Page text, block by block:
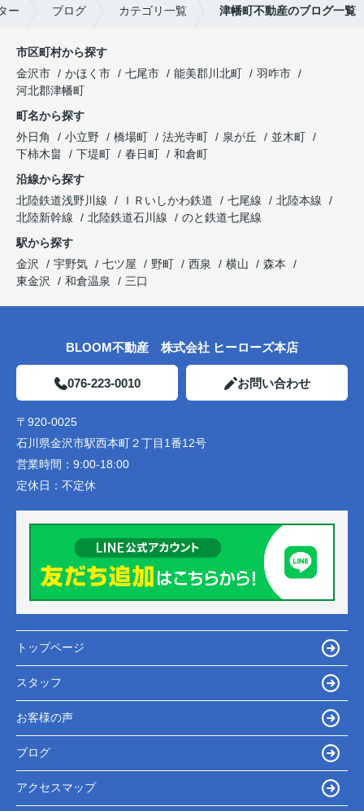
ー ブログ カテゴリ一覧 津幡町不動産のブログ一覧
市区町村から探す
金沢市
かほく市 七尾市 能美郡川北町
羽咋市
河北郡津幡町
町名から探す
外日角
小立野 橋場町 法光寺町 泉が丘
並木町
下柿木畠
下堤町 春日町
和倉町
沿線から探す
北陸鉄道浅野川線
ＩＲいしかわ鉄道 七尾線
北陸本線
北陸新幹線
北陸鉄道石川線
のと鉄道七尾線
駅から探す
金沢
宇野気 七ツ屋 野町 西泉 横山
森本
東金沢
和倉温泉 三口
BLOOM不動産 株式会社 ヒーローズ本店
076-223-0010 お問い合わせ
〒920-0025
石川県金沢市駅西本町２丁目1番12号
営業時間： 9:00-18:00
定休日： 不定休
トップページ
スタッフ
お客様の声
ブログ
アクセスマップ